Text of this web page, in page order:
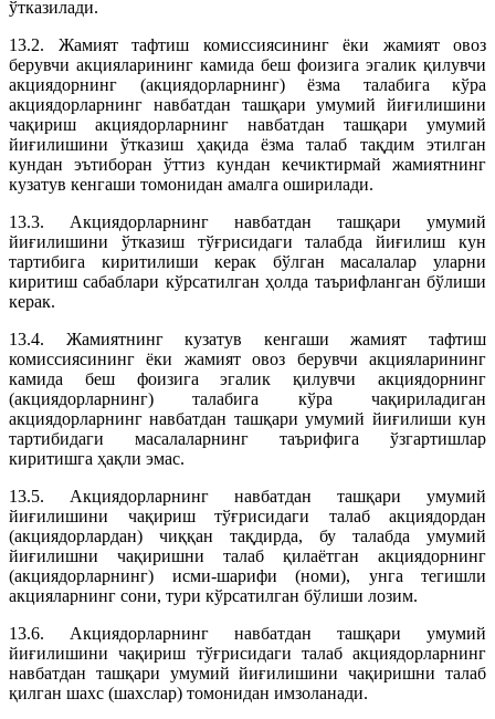
ўтказилади.
13.2. Жамият тафтиш комиссиясининг ёки жамият овоз
берувчи акцияларининг камида беш фоизига эгалик қилувчи
акциядорнинг (акциядорларнинг) ёзма талабига кўра
акциядорларнинг навбатдан ташқари умумий йиғилишини
чақириш акциядорларнинг навбатдан ташқари умумий
йиғилишини ўтказиш ҳақида ёзма талаб тақдим этилган
кундан эътиборан ўттиз кундан кечиктирмай жамиятнинг
кузатув кенгаши томонидан амалга оширилади.
13.3. Акциядорларнинг навбатдан ташқари умумий
йиғилишини ўтказиш тўғрисидаги талабда йиғилиш кун
тартибига киритилиши керак бўлган масалалар уларни
киритиш сабаблари кўрсатилган ҳолда таърифланган бўлиши
керак.
13.4. Жамиятнинг кузатув кенгаши жамият тафтиш
комиссиясининг ёки жамият овоз берувчи акцияларининг
камида беш фоизига эгалик қилувчи акциядорнинг
(акциядорларнинг) талабига кўра чақириладиган
акциядорларнинг навбатдан ташқари умумий йиғилиши кун
тартибидаги масалаларнинг таърифига ўзгартишлар
киритишга ҳақли эмас.
13.5. Акциядорларнинг навбатдан ташқари умумий
йиғилишини чақириш тўғрисидаги талаб акциядордан
(акциядорлардан) чиққан тақдирда, бу талабда умумий
йиғилишни чақиришни талаб қилаётган акциядорнинг
(акциядорларнинг) исми-шарифи (номи), унга тегишли
акцияларнинг сони, тури кўрсатилган бўлиши лозим.
13.6. Акциядорларнинг навбатдан ташқари умумий
йиғилишини чақириш тўғрисидаги талаб акциядорларнинг
навбатдан ташқари умумий йиғилишини чақиришни талаб
қилган шахс (шахслар) томонидан имзоланади.